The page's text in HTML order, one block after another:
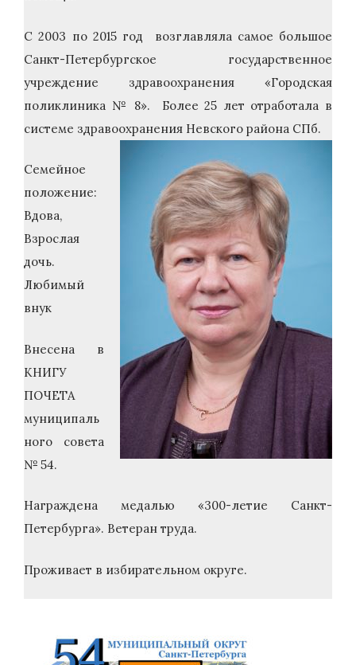
С 2003 по 2015 год возглавляла самое большое
Санкт-Петербургское государственное
учреждение здравоохранения «Городская
поликлиника № 8». Более 25 лет отработала в
системе здравоохранения Невского района СПб.
Семейное
положение:
Вдова,
Взрослая
дочь.
Любимый
внук
Внесена в
КНИГУ
ПОЧЕТА
муниципаль
ного совета
№ 54.
Награждена медалью «300-летие Санкт-
Петербурга». Ветеран труда.
Проживает в избирательном округе.